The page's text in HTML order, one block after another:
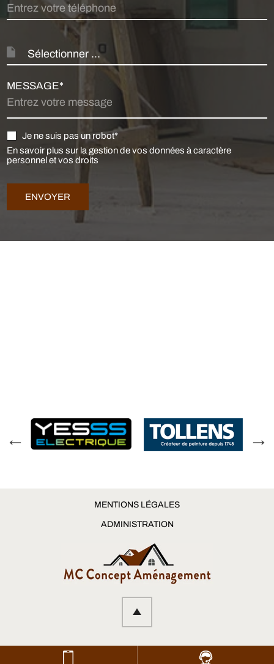
Sélectionner ...
MESSAGE*
Je ne suis pas un robot*
En savoir plus sur la gestion de vos données à caractère
personnel et vos droits
ENVOYER
MENTIONS LÉGALES
ADMINISTRATION